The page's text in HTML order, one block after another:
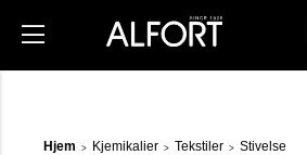
Hjem > Kjemikalier > Tekstiler > Stivelse